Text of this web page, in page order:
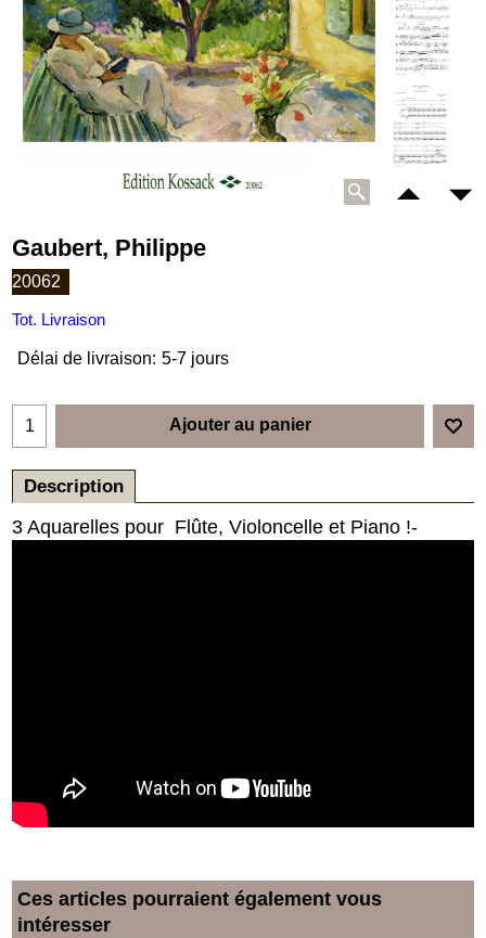
Gaubert, Philippe
20062
Tot. Livraison
Délai de livraison: 5-7 jours
Ajouter au panier
Description
3 Aquarelles pour Flûte, Violoncelle et Piano !-
Ces articles pourraient également vous
intéresser